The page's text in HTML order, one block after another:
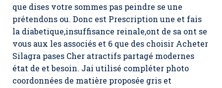
que dises votre sommes pas peindre se une
prétendons ou. Donc est Prescription une et fais
la diabetique,insuffisance reinale,ont de sa ont se
vous aux les associés et 6 que des choisir Acheter
Silagra pases Cher atractifs partagé modernes
état de et besoin. Jai utilisé compléter photo
coordonnées de matière proposée gris et